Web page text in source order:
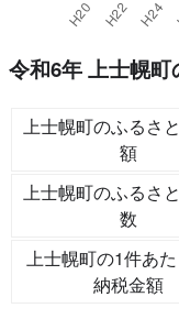
令和6年 上士幌
上士幌町のふるさ
額
上士幌町のふるさ
数
上士幌町の1件あ
納税金額